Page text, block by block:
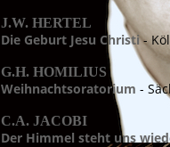
J.W. HERTEL
Die Geburt Jesu Christi-
G.H. HOMILIUS
Weihnachtsoratorium -
C.A. JACOBI
Der Himmel steht uns